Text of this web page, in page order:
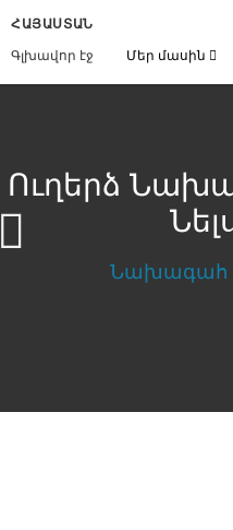
ՀԱՅԱՍՏԱՆ
Գլխավոր էջ
Մեր մասին
Ուղերձ